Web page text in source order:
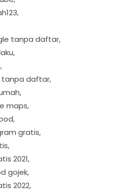
tanpa daftar,
tanpa daftar,
maps,
gratis,
2021,
gojek,
2022,